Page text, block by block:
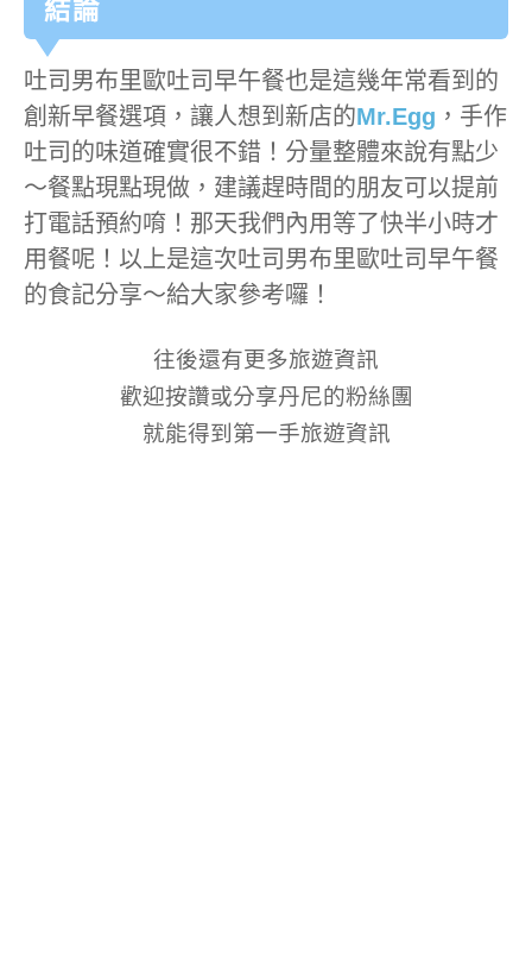
結論
吐司男布里歐吐司早午餐也是這幾年常看到的
創新早餐選項，讓人想到新店的Mr.Egg ，手作
吐司的味道確實很不錯！分量整體來說有點少
～餐點現點現做，建議趕時間的朋友可以提前
打電話預約唷！那天我們內用等了快半小時才
用餐呢！以上是這次吐司男布里歐吐司早午餐
的食記分享～給大家參考囉！
往後還有更多旅遊資訊
歡迎按讚或分享丹尼的粉絲團
就能得到第一手旅遊資訊